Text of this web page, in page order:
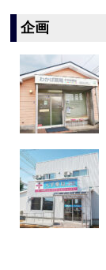
企画